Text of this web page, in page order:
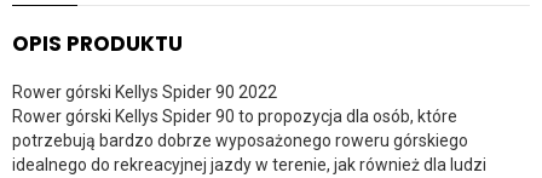
OPIS PRODUKTU
Rower górski Kellys Spider 90 2022
Rower górski Kellys Spider 90 to propozycja dla osób, które
potrzebują bardzo dobrze wyposażonego roweru górskiego
idealnego do rekreacyjnej jazdy w terenie, jak również dla ludzi